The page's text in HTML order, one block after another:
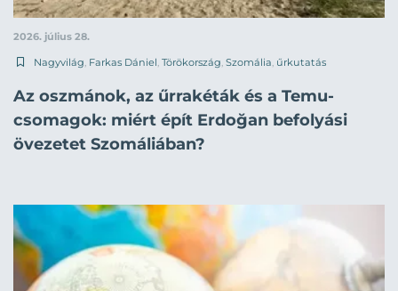
2026. július 28.
Nagyvilág Farkas Dániel Törökország Szomália űrkutatás
Az oszmánok, az űrrakéták és a Temu-
csomagok: miért épít Erdoğan befolyási
övezetet Szomáliában?